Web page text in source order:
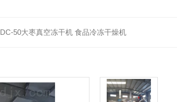
DC-50大枣真空冻干机 食品冷冻干燥机